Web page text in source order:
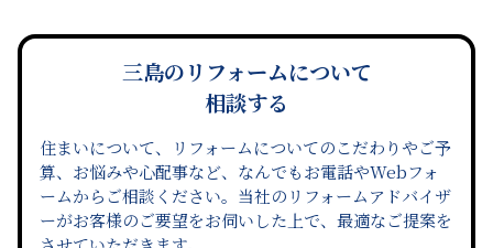
三島のリフォームについて
相談する
住まいについて、リフォームについてのこだわりやご予
算、お悩みや心配事など、なんでもお電話やWebフォ
ームからご相談ください。当社のリフォームアドバイザ
ーがお客様のご要望をお伺いした上で、最適なご提案を